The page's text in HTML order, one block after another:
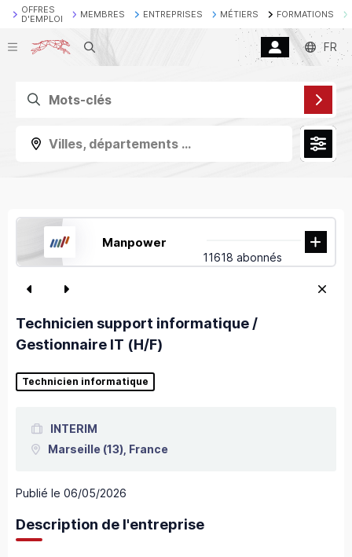
OFFRES
D'EMPLOI
MEMBRES ENTREPRISES MÉTIERS FORMATIONS
Recherche FR
Villes, départements ...
Manpower
11618 abonnés
Technicien support informatique /
Gestionnaire IT (H/F)
Technicien informatique
INTERIM
Marseille (13), France
Publié le 06/05/2026
Description de l'entreprise